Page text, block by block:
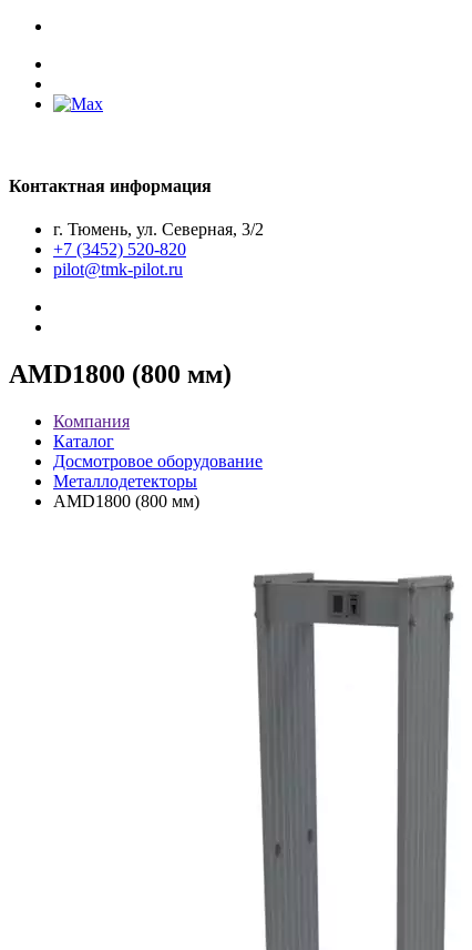
Контактная информация
г. Тюмень, ул. Северная, 3/2
+7 (3452) 520-820
pilot@tmk-pilot.ru
AMD1800 (800 мм)
Компания
Каталог
Досмотровое оборудование
Металлодетекторы
AMD1800 (800 мм)